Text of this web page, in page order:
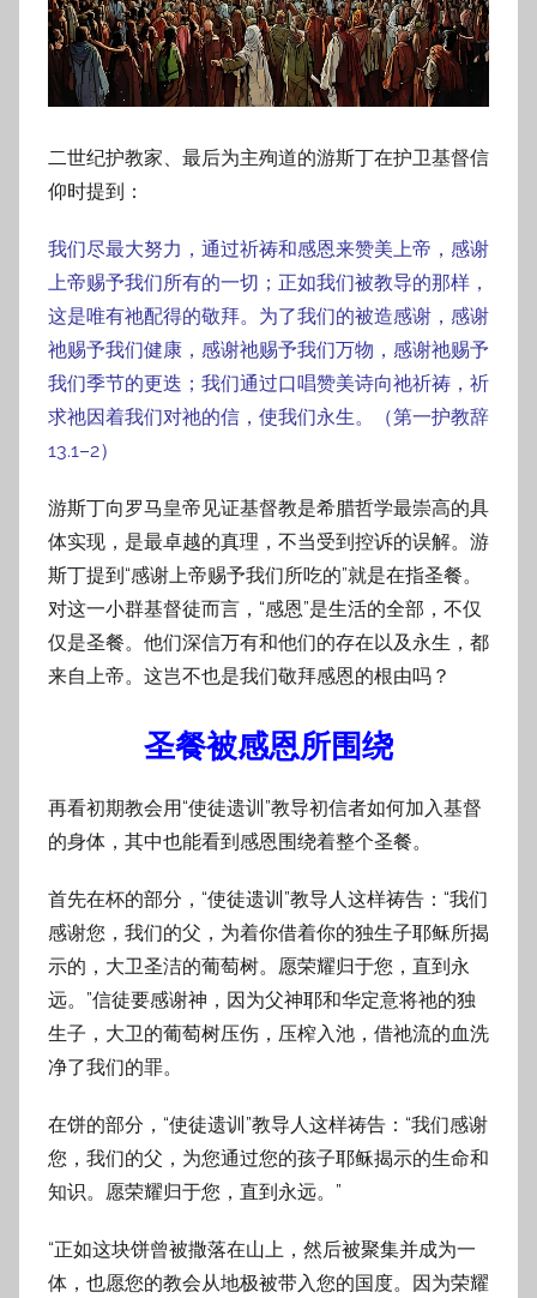
二世纪护教家、最后为主殉道的游斯丁在护卫基督信
仰时提到：
我们尽最大努力，通过祈祷和感恩来赞美上帝，感谢
上帝赐予我们所有的一切；正如我们被教导的那样，
这是唯有祂配得的敬拜。为了我们的被造感谢，感谢
祂赐予我们健康，感谢祂赐予我们万物，感谢祂赐予
我们季节的更迭；我们通过口唱赞美诗向祂祈祷，祈
求祂因着我们对祂的信，使我们永生。（第一护教辞
13.1–2）
游斯丁向罗马皇帝见证基督教是希腊哲学最崇高的具
体实现，是最卓越的真理，不当受到控诉的误解。游
斯丁提到“感谢上帝赐予我们所吃的”就是在指圣餐。
对这一小群基督徒而言，“感恩”是生活的全部，不仅
仅是圣餐。他们深信万有和他们的存在以及永生，都
来自上帝。这岂不也是我们敬拜感恩的根由吗？
圣餐被感恩所围绕
再看初期教会用“使徒遗训”教导初信者如何加入基督
的身体，其中也能看到感恩围绕着整个圣餐。
首先在杯的部分，“使徒遗训”教导人这样祷告：“我们
感谢您，我们的父，为着你借着你的独生子耶稣所揭
示的，大卫圣洁的葡萄树。愿荣耀归于您，直到永
远。”信徒要感谢神，因为父神耶和华定意将祂的独
生子，大卫的葡萄树压伤，压榨入池，借祂流的血洗
净了我们的罪。
在饼的部分，“使徒遗训”教导人这样祷告：“我们感谢
您，我们的父，为您通过您的孩子耶稣揭示的生命和
知识。愿荣耀归于您，直到永远。”
“正如这块饼曾被撒落在山上，然后被聚集并成为一
体，也愿您的教会从地极被带入您的国度。因为荣耀